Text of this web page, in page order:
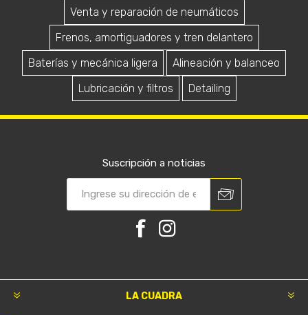
Venta y reparación de neumáticos
Frenos, amortiguadores y tren delantero
Baterías y mecánica ligera
Alineación y balanceo
Lubricación y filtros
Detailing
Suscripción a noticias
LA CUADRA